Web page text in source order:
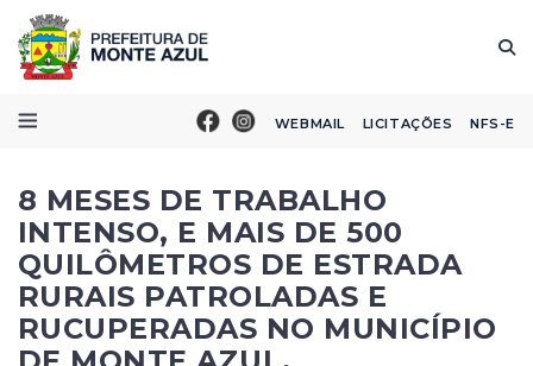
WEBMAIL LICITAÇÕES NFS-E
8 MESES DE TRABALHO
INTENSO, E MAIS DE 500
QUILÔMETROS DE ESTRADA
RURAIS PATROLADAS E
RUCUPERADAS NO MUNICÍPIO